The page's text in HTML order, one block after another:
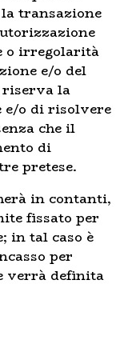
transazione
o irregolarità
e/o del
la
e/o di risolvere
che il
di
pretese.
in contanti,
fissato per
in tal caso è
per
verrà definita